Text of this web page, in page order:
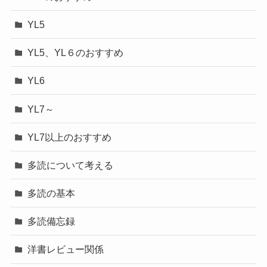
YL5
YL5、YL６のおすすめ
YL6
YL7～
YL7以上のおすすめ
多読について考える
多読の基本
多読備忘録
洋書レビュー関係